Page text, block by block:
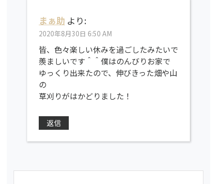
まぁ助 より:
2020年8月30日 6:50 AM
皆、色々楽しい休みを過ごしたみたいで
羨ましいです＾＾僕はのんびりお家で
ゆっくり出来たので、伸びきった畑や山
の
草刈りがはかどりました！
返信